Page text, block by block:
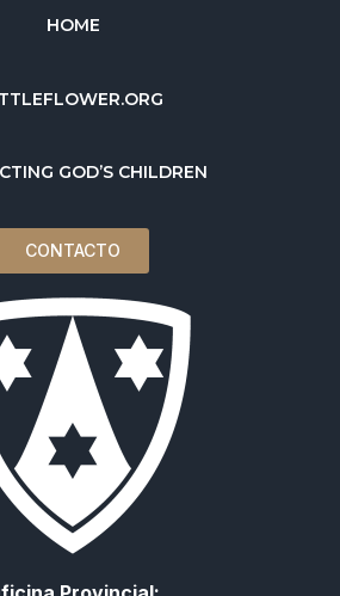
HOME
GOD’S CHILDREN
CONTACTO